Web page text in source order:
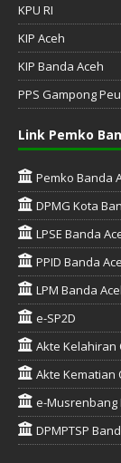
KPU RI
KIP Aceh
KIP Banda Aceh
PPS Gampong
Link Pemko
Pemko Banda
DPMG Kota
LPSE Banda
PPID Banda
LPM Banda
e-SP2D
Akte Kelahiran
Akte Kematian
e-Musrenbang
DPMPTSP